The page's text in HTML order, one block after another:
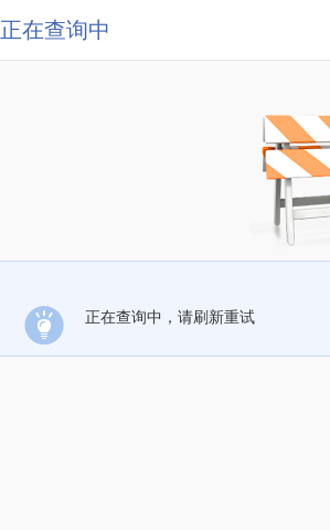
正在查询中
正在查询中，请刷新重试